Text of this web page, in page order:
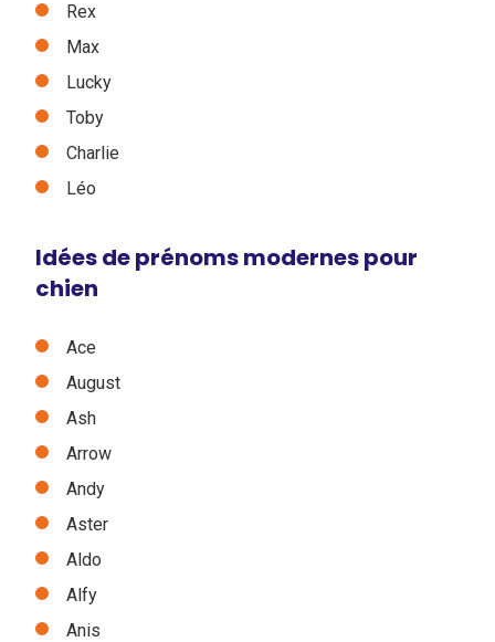
Rex
Max
Lucky
Toby
Charlie
Léo
Idées de prénoms modernes pour
chien
Ace
August
Ash
Arrow
Andy
Aster
Aldo
Alfy
Anis